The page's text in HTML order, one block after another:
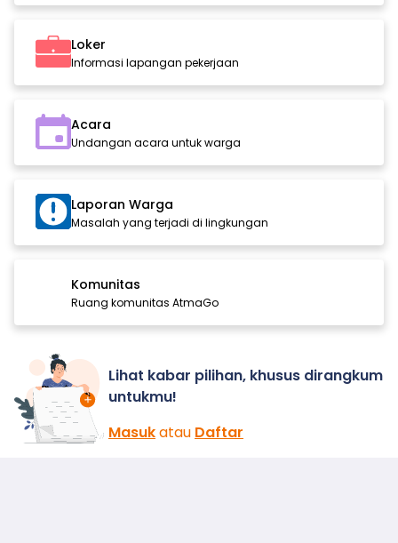
Loker
Informasi lapangan pekerjaan
Acara
Undangan acara untuk warga
Laporan Warga
Masalah yang terjadi di lingkungan
Komunitas
Ruang komunitas AtmaGo
Lihat kabar pilihan, khusus dirangkum
untukmu!
Masukatau Daftar